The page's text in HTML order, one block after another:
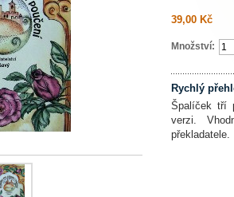
39,00 Kč
Množství:
Rychlý
Špalíček tří
verzi.
překladatele.